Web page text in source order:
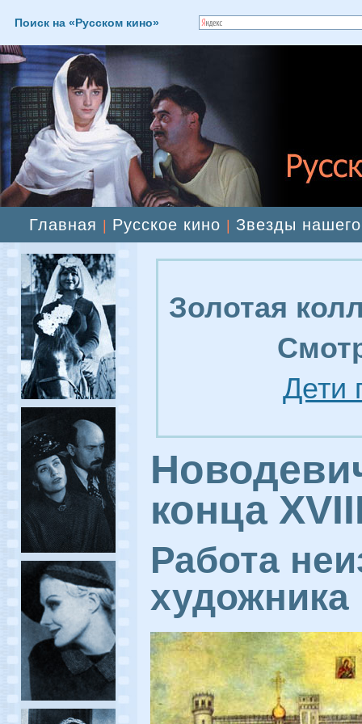
Поиск на «Русском кино»
Главная Русское кино Звезды
Золотая
Дети
конца
Работа
художника